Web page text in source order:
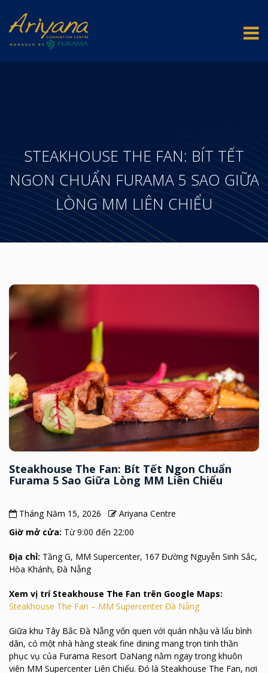
STEAKHOUSE THE FAN: BÍT TẾT
NGON CHUẨN FURAMA 5 SAO GIỮA
LÒNG MM LIÊN CHIỂU
Steakhouse The Fan: Bít Tết Ngon Chuẩn
Furama 5 Sao Giữa Lòng MM Liên Chiểu
Tháng Năm 15, 2026
Ariyana Centre
Giờ mở cửa: Từ 9:00 đến 22:00
Địa chỉ: Tầng G, MM Supercenter, 167 Đường Nguyễn Sinh Sắc,
Hòa Khánh, Đà Nẵng
Xem vị trí Steakhouse The Fan trên Google Maps:
Steakhouse The Fan – MM Supercenter Đà Nẵng
Giữa khu Tây Bắc Đà Nẵng vốn quen với quán nhậu và lẩu bình
dân, có một nhà hàng steak fine dining mang trọn tinh thần
phục vụ của Furama Resort DaNang nằm ngay trong khuôn
viên MM Supercenter Liên Chiểu. Đó là Steakhouse The Fan, nơi